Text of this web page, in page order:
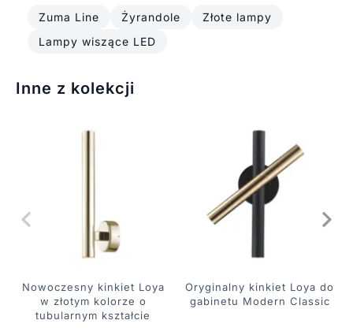
Zuma Line Żyrandole
Złote lampy
Lampy wiszące LED
Inne z kolekcji
Nowoczesny kinkiet Loya
w złotym kolorze o
tubularnym kształcie
Oryginalny kinkiet Loya do
gabinetu Modern Classic